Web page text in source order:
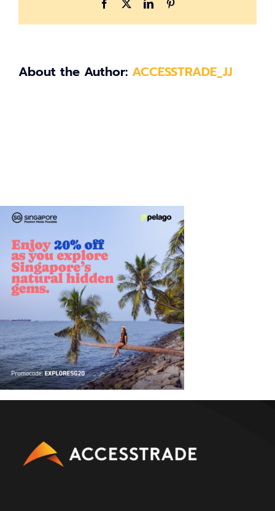
Facebook LinkedIn
About the Author: ACCESSTRADE_JJ